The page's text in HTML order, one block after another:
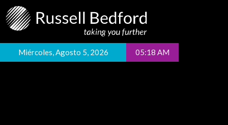
Miércoles, Agosto 5, 2026 05:18 AM